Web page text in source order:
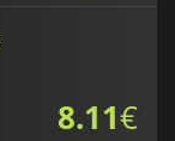
8.11€